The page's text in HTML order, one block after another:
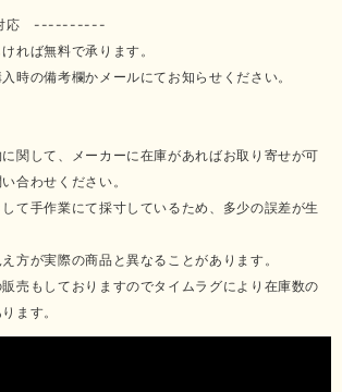
応 ----------
れば無料で承ります。
時の備考欄かメールにてお知らせください。
関して、メーカーに在庫があればお取り寄せが可
合わせください。
て手作業にて採寸しているため、多少の誤差が生
方が実際の商品と異なることがあります。
売もしておりますのでタイムラグにより在庫数の
ます。